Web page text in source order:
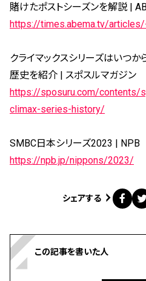
賭けたポストシーズンを解説 |
https://times.abema.tv/
クライマックスシリーズはいつか
歴史を紹介 | スポスルマガジン
https://sposuru.com/contents/
climax-series-history/
SMBC日本シリーズ2023 | NPB
https://npb.jp/nippons/2023/
シェアする
この記事を書いた人